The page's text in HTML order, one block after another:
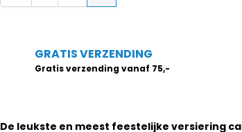
GRATIS VERZENDING
Gratis verzending vanaf 75,-
De leukste en meest feestelijke versiering